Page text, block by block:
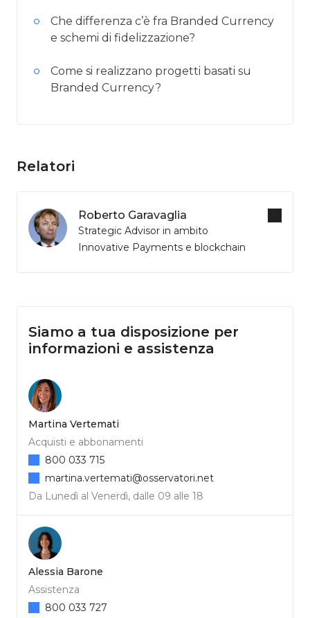
Che differenza c’è fra Branded Currency
e schemi di fidelizzazione?
Come si realizzano progetti basati su
Branded Currency?
Relatori
Roberto Garavaglia
Strategic Advisor in ambito
Innovative Payments e blockchain
Siamo a tua disposizione per
informazioni e assistenza
Martina Vertemati
Acquisti e abbonamenti
Da Lunedì al Venerdì, dalle 09 alle 18
800 033 715
martina.vertemati@osservatori.net
Alessia Barone
Assistenza
800 033 727